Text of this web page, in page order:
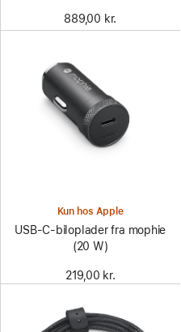
889,00 kr.
Kun hos Apple
USB-C-biloplader fra mophie
(20 W)
219,00 kr.